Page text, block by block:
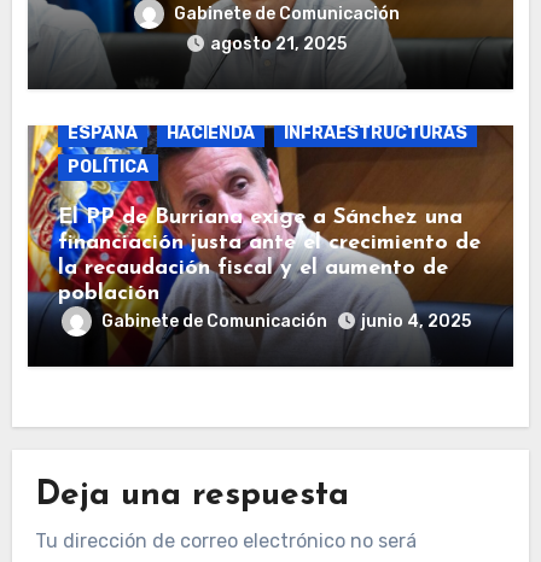
Gabinete de Comunicación
agosto 21, 2025
ESPAÑA
HACIENDA
INFRAESTRUCTURAS
POLÍTICA
El PP de Burriana exige a Sánchez una
financiación justa ante el crecimiento de
la recaudación fiscal y el aumento de
población
Gabinete de Comunicación junio 4, 2025
Deja una respuesta
Tu dirección de correo electrónico no será